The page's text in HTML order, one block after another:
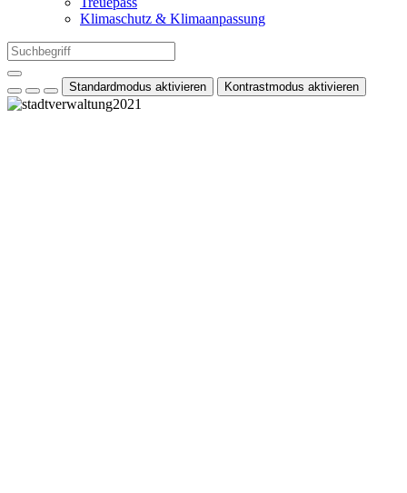
Klimaschutz & Klimaanpassung
Standardmodus aktivieren Kontrastmodus aktivieren